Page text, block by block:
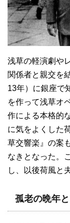
浅草の軽演劇や
関係者と親交を
13年）に銀座で
を作って浅草オ
作による本格的
に気をよくした
草交響楽』の案
なきとなった。
し、以後荷風と
孤老の晩年